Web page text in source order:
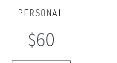
PERSONAL
$60